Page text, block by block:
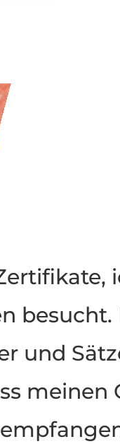
besucht.
und
meinen